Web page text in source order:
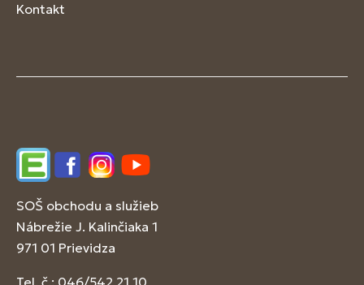
Kontakt
EdupageFacebookInstagram
YouTube
SOŠ obchodu a služieb
Nábrežie J. Kalinčiaka 1
971 01 Prievidza